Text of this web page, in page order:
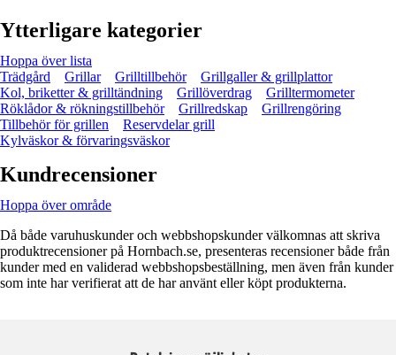
Ytterligare kategorier
Hoppa över lista
Trädgård
Grillar Grilltillbehör
Grillgaller & grillplattor
Kol, briketter & grilltändning
Grillöverdrag
Grilltermometer
Röklådor & rökningstillbehör
Grillredskap
Grillrengöring
Tillbehör för grillen
Reservdelar grill
Kylväskor & förvaringsväskor
Kundrecensioner
Hoppa över område
Då både varuhuskunder och webbshopskunder välkomnas att skriva
produktrecensioner på Hornbach.se, presenteras recensioner både från
kunder med en validerad webbshopsbeställning, men även från kunder
som inte har verifierat att de har använt eller köpt produkterna.